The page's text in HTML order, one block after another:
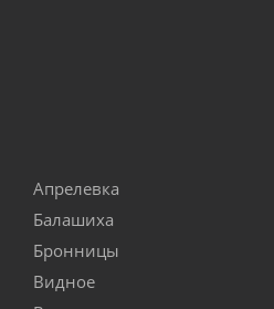
Апрелевка
Балашиха
Бронницы
Видное